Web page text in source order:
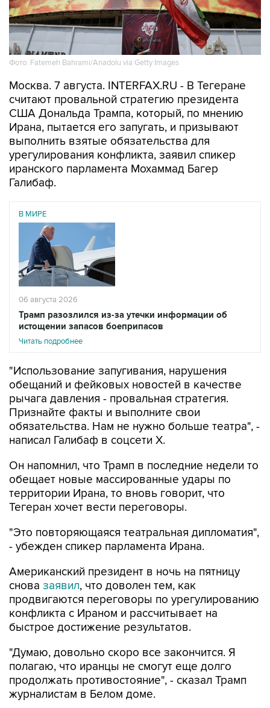
Фото: Fatemeh Bahrami/Anadolu via Getty Images
Москва. 7 августа. INTERFAX.RU - В Тегеране
считают провальной стратегию президента
США Дональда Трампа, который, по мнению
Ирана, пытается его запугать, и призывают
выполнить взятые обязательства для
урегулирования конфликта, заявил спикер
иранского парламента Мохаммад Багер
Галибаф.
В МИРЕ
06 августа 2026
Трамп разозлился из-за утечки информации об
истощении запасов боеприпасов
Читать подробнее
"Использование запугивания, нарушения
обещаний и фейковых новостей в качестве
рычага давления - провальная стратегия.
Признайте факты и выполните свои
обязательства. Нам не нужно больше театра", -
написал Галибаф в соцсети X.
Он напомнил, что Трамп в последние недели то
обещает новые массированные удары по
территории Ирана, то вновь говорит, что
Тегеран хочет вести переговоры.
"Это повторяющаяся театральная дипломатия",
- убежден спикер парламента Ирана.
Американский президент в ночь на пятницу
снова заявил, что доволен тем, как
продвигаются переговоры по урегулированию
конфликта с Ираном и рассчитывает на
быстрое достижение результатов.
"Думаю, довольно скоро все закончится. Я
полагаю, что иранцы не смогут еще долго
продолжать противостояние", - сказал Трамп
журналистам в Белом доме.